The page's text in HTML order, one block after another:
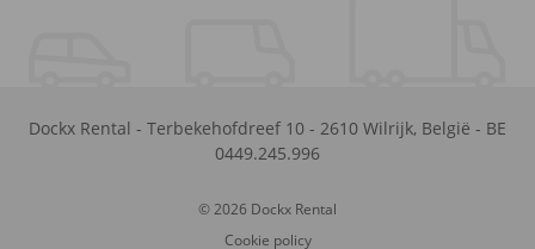
Dockx Rental - Terbekehofdreef 10 - 2610 Wilrijk, België - BE
0449.245.996
© 2026 Dockx Rental
Cookie policy